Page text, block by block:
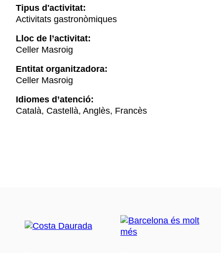
Tipus d'activitat:
Activitats gastronòmiques
Lloc de l’activitat:
Celler Masroig
Entitat organitzadora:
Celler Masroig
Idiomes d’atenció:
Català, Castellà, Anglès, Francès